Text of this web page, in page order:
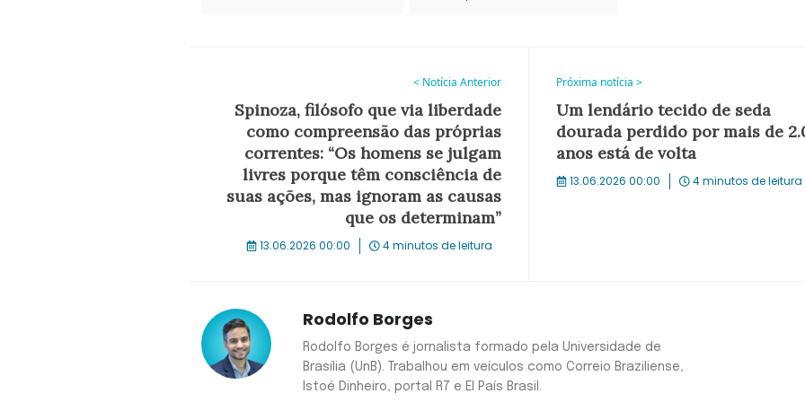
< Notícia Anterior
Spinoza, filósofo que via liberdade
como compreensão das próprias
correntes: “Os homens se julgam
livres porque têm consciência de
suas ações, mas ignoram as causas
que os determinam”
13.06.2026 00:00 4 minutos de leitura
Próxima notícia >
Um lendário tecido de seda
dourada perdido por mais de
anos está de volta
13.06.2026 00:00 4 minutos de leitura
Rodolfo Borges
Rodolfo Borges é jornalista formado pela Universidade de
Brasília (UnB). Trabalhou em veículos como Correio Braziliense,
Istoé Dinheiro, portal R7 e El País Brasil.